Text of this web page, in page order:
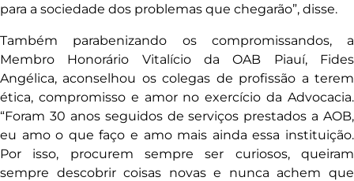
para a sociedade dos problemas que chegarão”, disse.
Também parabenizando os compromissandos, a
Membro Honorário Vitalício da OAB Piauí, Fides
Angélica, aconselhou os colegas de profissão a terem
ética, compromisso e amor no exercício da Advocacia.
“Foram 30 anos seguidos de serviços prestados a AOB,
eu amo o que faço e amo mais ainda essa instituição.
Por isso, procurem sempre ser curiosos, queiram
sempre descobrir coisas novas e nunca achem que